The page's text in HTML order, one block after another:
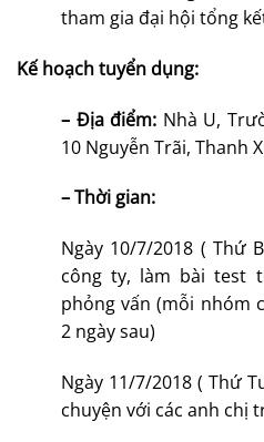
tham gia đại hội tổng
Kế hoạch tuyển dụng:
– Địa điểm: Nhà U,
10 Nguyễn Trãi, Thanh
– Thời gian:
Ngày 10/7/2018 ( Thứ
công ty, làm bài test
phỏng vấn (mỗi nhóm
2 ngày sau)
Ngày 11/7/2018 ( Thứ
chuyện với các anh chị